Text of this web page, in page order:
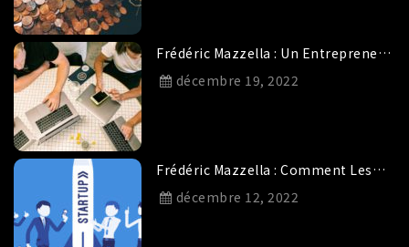
Frédéric Mazzella : Un Entrepreneur
Qui Fait Confiance Aux Start-Ups De
décembre 19, 2022
Frédéric Mazzella : Comment Les
Startups Se Développent Grâce Aux
décembre 12, 2022